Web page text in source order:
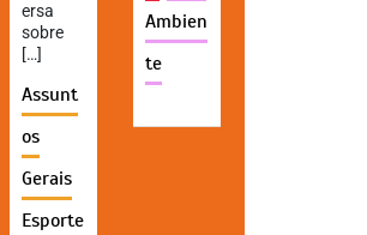
ersa
sobre
[…]
Assunt
os
Gerais
Esporte
Ambien
te